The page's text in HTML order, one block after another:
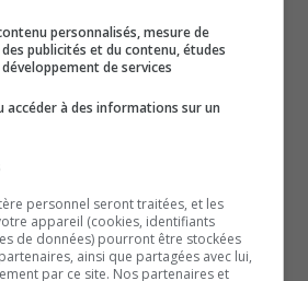
la pandémie, à 11h30, jeudi.
Christine Elliott, vice-première
la Santé, et du Dr Kieran Moore,
chef.
anglophones, les salles à
de la province pourraient rouvrir
qui entrerait en vigueur dès le 31
personnalisés, mesure de
publicités et du contenu, études
développement de services
accéder à des informations sur un
personnel seront traitées, et les
appareil (cookies, identifiants
de données) pourront être stockées
ainsi que partagées avec lui,
par ce site. Nos partenaires et